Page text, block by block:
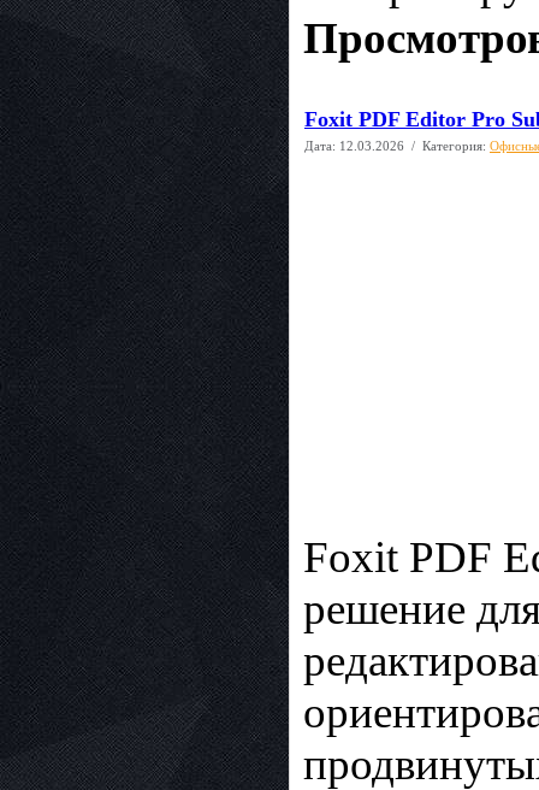
Foxit PDF Editor Pro
Дата: 12.03.2026 / Категория:
Foxit PDF
решение